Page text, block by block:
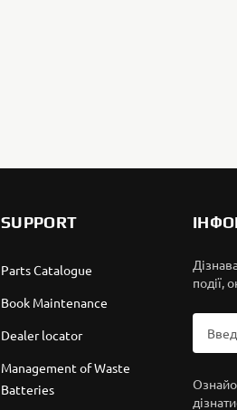
SUPPORT
Parts Catalogue
Book Maintenance
Dealer locator
Management of Waste
Batteries
події,